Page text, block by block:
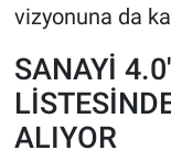
vizyonuna da
SANAYİ
ALIYOR